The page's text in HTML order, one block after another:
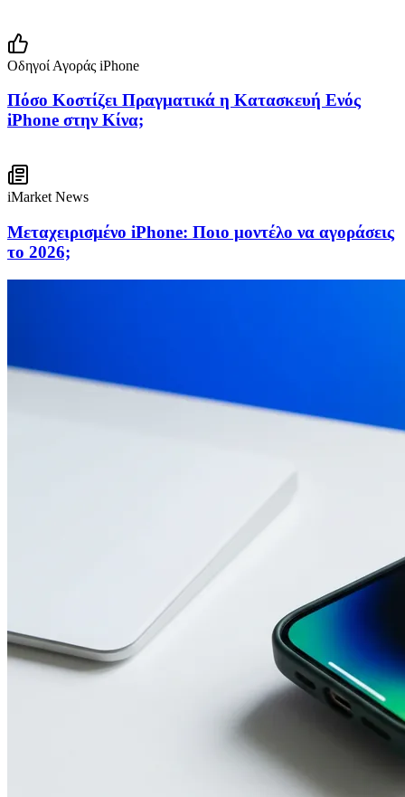
Οδηγοί Αγοράς iPhone
Πόσο Κοστίζει Πραγματικά η Κατασκευή Ενός
iPhone στην Κίνα;
iMarket News
Μεταχειρισμένο iPhone: Ποιο μοντέλο να αγοράσεις
το 2026;